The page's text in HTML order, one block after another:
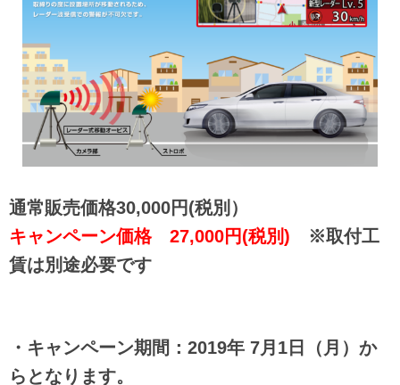
通常販売価格30,000円(税別）
キャンペーン価格 27,000円(税別) ※取付工
賃は別途必要です
・キャンペーン期間：2019年 7月1日（月）か
らとなります。